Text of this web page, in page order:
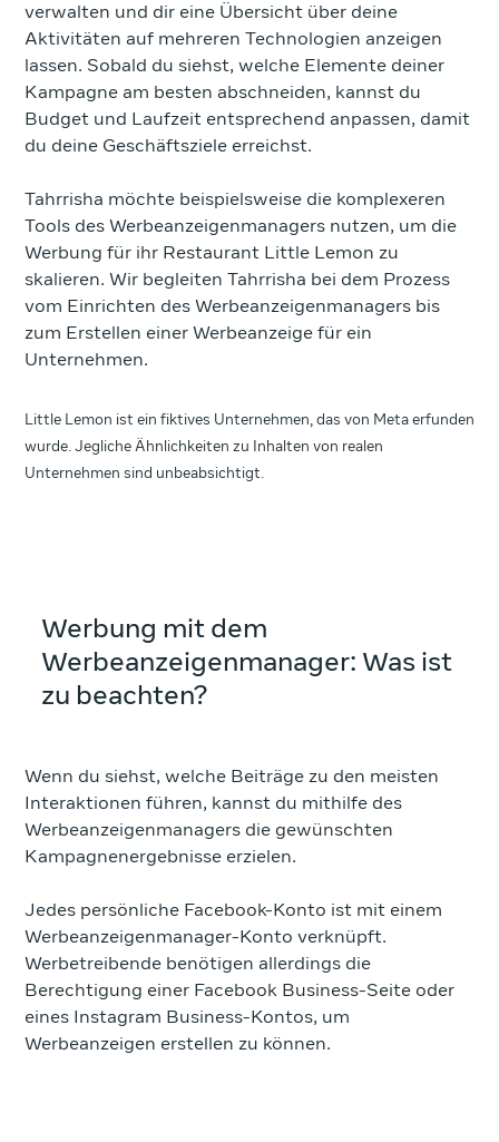
verwalten und dir eine Übersicht über deine
Aktivitäten auf mehreren Technologien anzeigen
lassen. Sobald du siehst, welche Elemente deiner
Kampagne am besten abschneiden, kannst du
Budget und Laufzeit entsprechend anpassen, damit
du deine Geschäftsziele erreichst.
Tahrrisha möchte beispielsweise die komplexeren
Tools des Werbeanzeigenmanagers nutzen, um die
Werbung für ihr Restaurant Little Lemon zu
skalieren. Wir begleiten Tahrrisha bei dem Prozess
vom Einrichten des Werbeanzeigenmanagers bis
zum Erstellen einer Werbeanzeige für ein
Unternehmen.
Little Lemon ist ein fiktives Unternehmen, das von Meta erfunden
wurde. Jegliche Ähnlichkeiten zu Inhalten von realen
Unternehmen sind unbeabsichtigt.
Werbung mit dem
Werbeanzeigenmanager: Was ist
zu beachten?
Wenn du siehst, welche Beiträge zu den meisten
Interaktionen führen, kannst du mithilfe des
Werbeanzeigenmanagers die gewünschten
Kampagnenergebnisse erzielen.
Jedes persönliche Facebook-Konto ist mit einem
Werbeanzeigenmanager-Konto verknüpft.
Werbetreibende benötigen allerdings die
Berechtigung einer Facebook Business-Seite oder
eines Instagram Business-Kontos, um
Werbeanzeigen erstellen zu können.